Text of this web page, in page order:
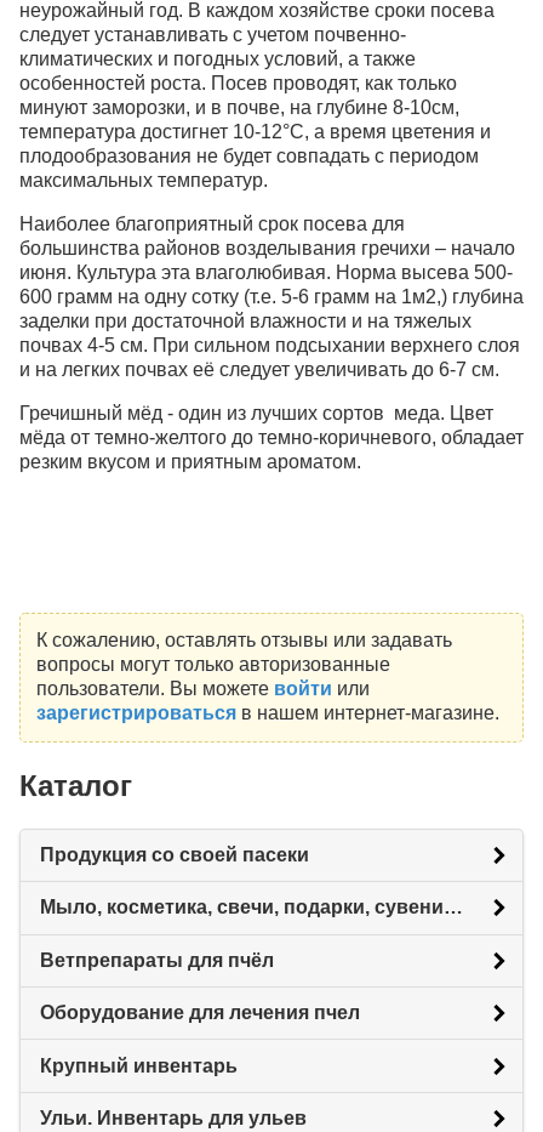
неурожайный год. В каждом хозяйстве сроки посева
следует устанавливать с учетом почвенно-
климатических и погодных условий, а также
особенностей роста. Посев проводят, как только
минуют заморозки, и в почве, на глубине 8-10см,
температура достигнет 10-12°С, а время цветения и
плодообразования не будет совпадать с периодом
максимальных температур.
Наиболее благоприятный срок посева для
большинства районов возделывания гречихи – начало
июня. Культура эта влаголюбивая. Норма высева 500-
600 грамм на одну сотку (т.е. 5-6 грамм на 1м2,) глубина
заделки при достаточной влажности и на тяжелых
почвах 4-5 см. При сильном подсыхании верхнего слоя
и на легких почвах её следует увеличивать до 6-7 см.
Гречишный мёд - один из лучших сортов меда. Цвет
мёда от темно-желтого до темно-коричневого, обладает
резким вкусом и приятным ароматом.
К сожалению, оставлять отзывы или задавать
вопросы могут только авторизованные
пользователи. Вы можете войти или
зарегистрироватьсяв нашем интернет-магазине.
Каталог
Продукция со своей пасеки
Мыло, косметика, свечи, подарки, сувениры.
Ветпрепараты для пчёл
Оборудование для лечения пчел
Крупный инвентарь
Ульи. Инвентарь для ульев